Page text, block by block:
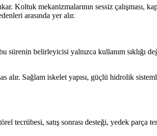
Koltuk mekanizmalarının sessiz çalışması,
arasında yer alır.
belirleyicisi yalnızca kullanım sıklığı
alır. Sağlam iskelet yapısı, güçlü hidrolik
tecrübesi, satış sonrası desteği, yedek parça